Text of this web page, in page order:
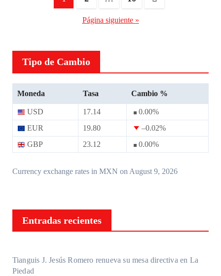
Página siguiente »
Tipo de Cambio
Moneda Tasa Cambio %
USD 17.14 0.00%
EUR
19.80 –0.02%
GBP
23.12 0.00%
Currency exchange rates in MXN on August 9, 2026
Entradas recientes
Tianguis J. Jesús Romero renueva su mesa directiva en La
Piedad